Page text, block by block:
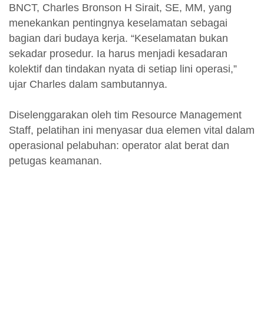
BNCT, Charles Bronson H Sirait, SE, MM, yang
menekankan pentingnya keselamatan sebagai
bagian dari budaya kerja. “Keselamatan bukan
sekadar prosedur. Ia harus menjadi kesadaran
kolektif dan tindakan nyata di setiap lini operasi,”
ujar Charles dalam sambutannya.
Diselenggarakan oleh tim Resource Management
Staff, pelatihan ini menyasar dua elemen vital dalam
operasional pelabuhan: operator alat berat dan
petugas keamanan.